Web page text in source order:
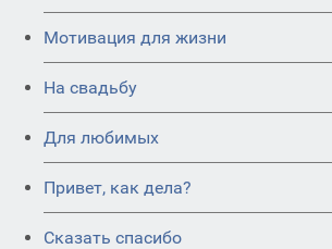
Мотивация для жизни
На свадьбу
Для любимых
Привет, как дела?
Сказать спасибо